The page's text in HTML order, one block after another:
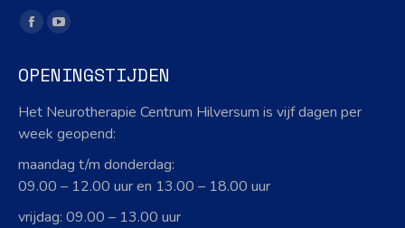
Vind ons op:
Facebook
opens
in
new
YouTube
opens
new
OPENINGSTIJDEN
Het Neurotherapie Centrum Hilversum is vijf dagen per
week geopend:
maandag t/m donderdag:
09.00 – 12.00 uur en 13.00 – 18.00 uur
vrijdag: 09.00 – 13.00 uur